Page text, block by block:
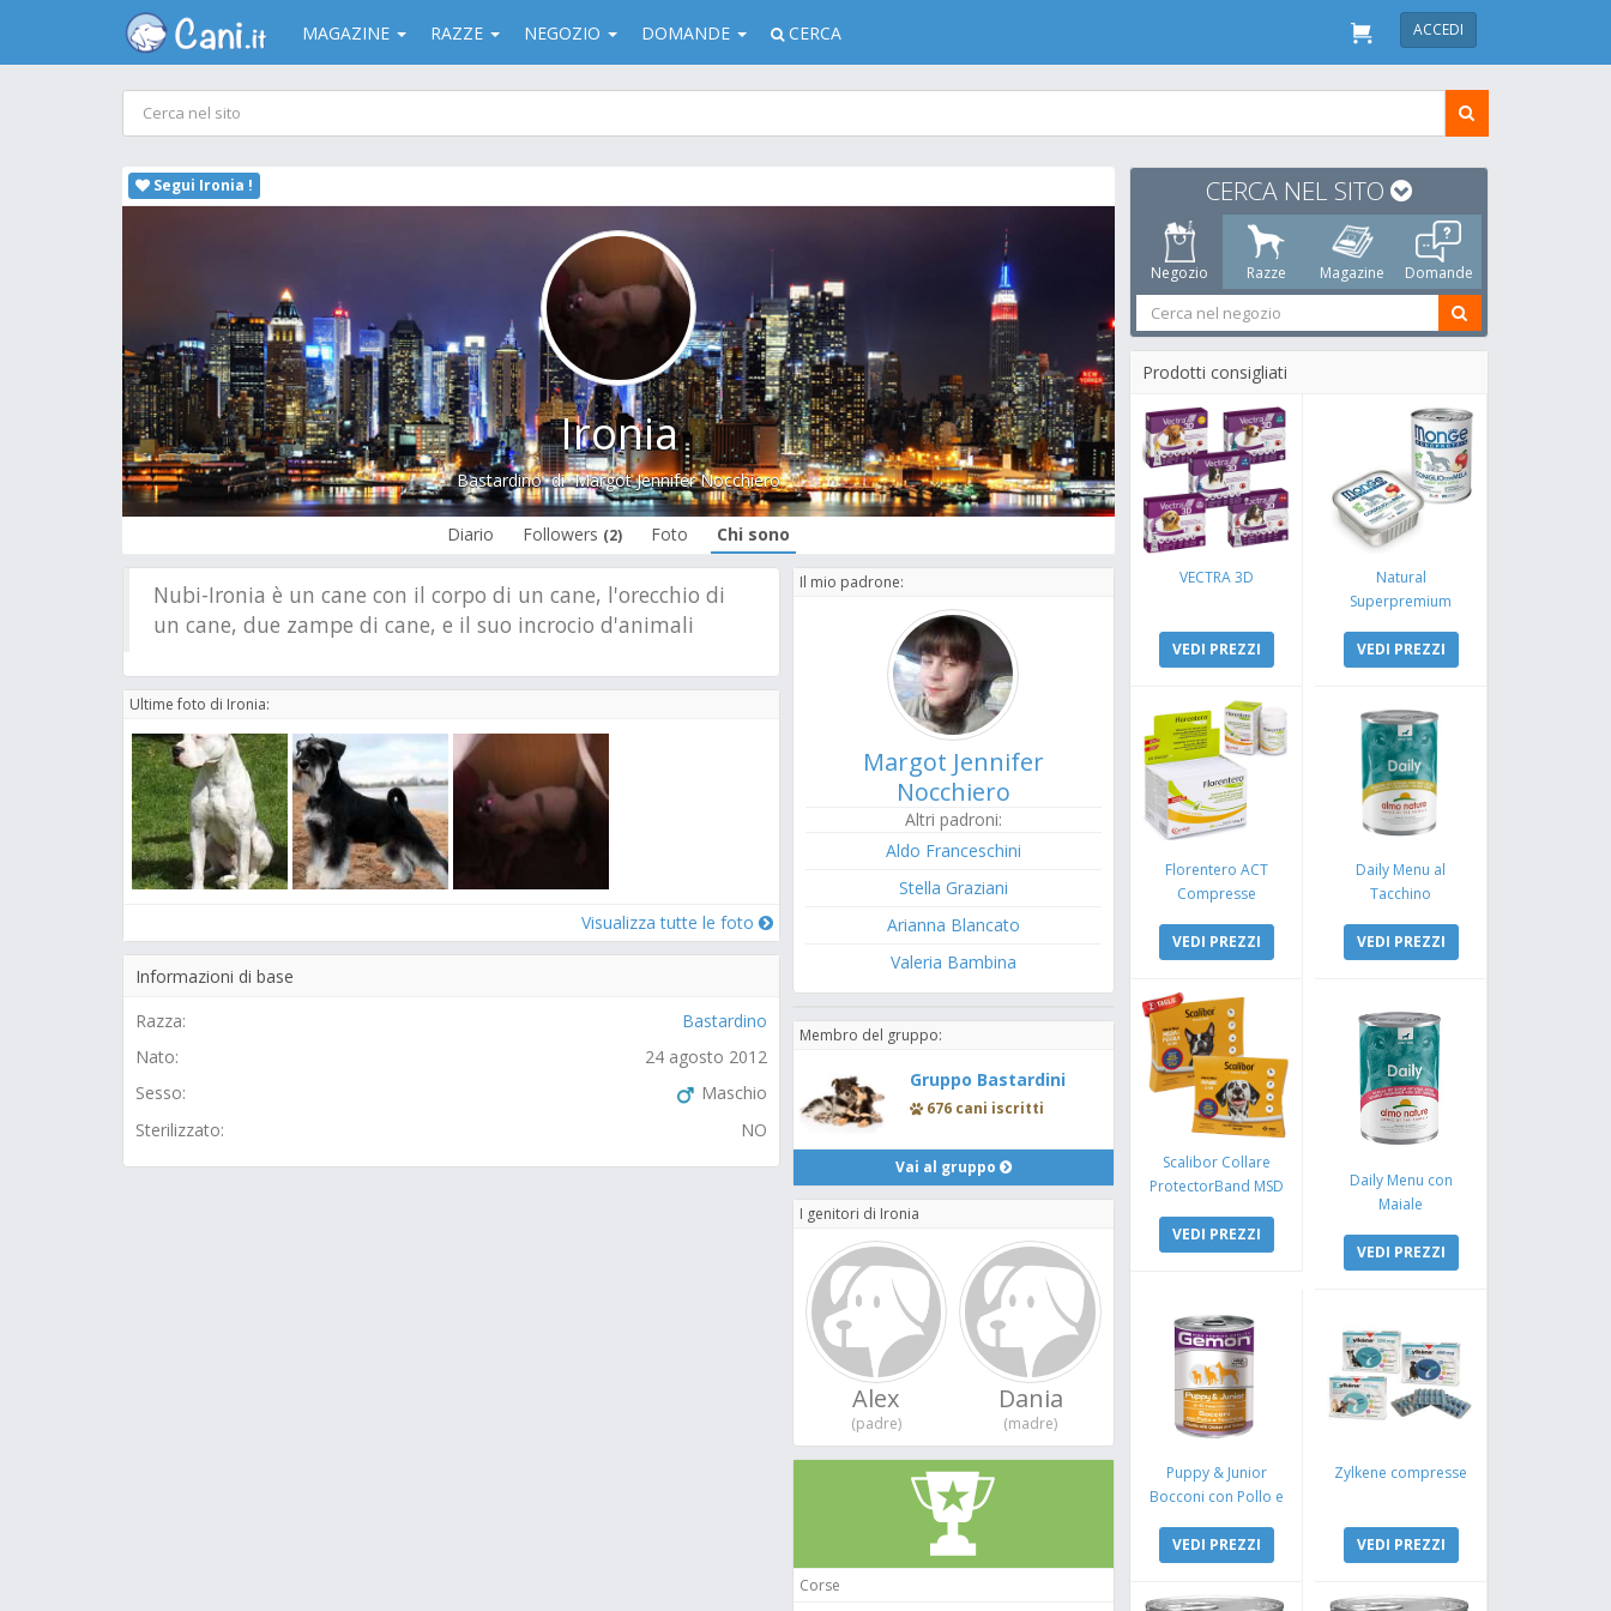
MAGAZINE RAZZE NEGOZIO DOMANDE CERCA ACCEDI
Segui Ironia !
Ironia
BastardinodiMargot Jennifer Nocchiero
Diario Followers (2) Foto Chi sono
Nubi-Ironia è un cane con il corpo di un cane, l'orecchio di
un cane, due zampe di cane, e il suo incrocio d'animali
Ultime foto di Ironia:
Visualizza tutte le foto
Informazioni di base
Razza:
Bastardino
Nato:
24 agosto 2012
Sesso:
Maschio
Sterilizzato:
NO
Il mio padrone:
Margot Jennifer
Nocchiero
Altri padroni:
Aldo Franceschini
Stella Graziani
Arianna Blancato
Valeria Bambina
Membro del gruppo:
Gruppo Bastardini
676 cani iscritti
Vai al gruppo
I genitori di Ironia
Alex
(padre)
Dania
(madre)
Corse
CERCA NEL SITO
Negozio Razze Magazine Domande
Prodotti consigliati
VECTRA 3D
VEDI PREZZI
Natural
Superpremium
Coniglio e Mela
VEDI PREZZI
Florentero ACT
Compresse
VEDI PREZZI
Daily Menu al
Tacchino
VEDI PREZZI
Scalibor Collare
ProtectorBand MSD
VEDI PREZZI
Daily Menu con
Maiale
VEDI PREZZI
Puppy & Junior
Bocconi con Pollo e
VEDI PREZZI
Zylkene compresse
VEDI PREZZI